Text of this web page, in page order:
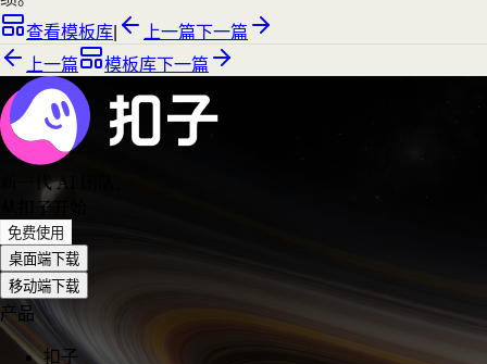
查看模板库
上一篇下一篇
上一篇
模板库下一篇
新一代 AI 团队
从扣子开始
免费使用
桌面端下载
移动端下载
产品
扣子